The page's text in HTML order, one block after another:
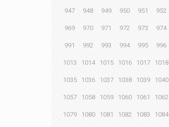
947 948 949 950 951 952
969 970 971 972 973 974
991 992 993 994 995 996
1013 1014 1015 1016 1017 1018
1035 1036 1037 1038 1039 1040
1057 1058 1059 1060 1061 1062
1079 1080 1081 1082 1083 1084